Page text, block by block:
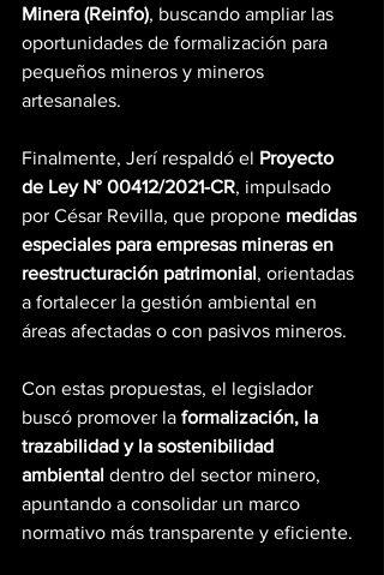
Minera (Reinfo), buscando ampliar las
oportunidades de formalización para
pequeños mineros y mineros
artesanales.
Finalmente, Jerí respaldó el Proyecto
de Ley N° 00412/2021-CR, impulsado
por César Revilla, que propone medidas
especiales para empresas mineras en
reestructuración patrimonial, orientadas
a fortalecer la gestión ambiental en
áreas afectadas o con pasivos mineros.
Con estas propuestas, el legislador
buscó promover la formalización, la
trazabilidad y la sostenibilidad
ambiental dentro del sector minero,
apuntando a consolidar un marco
normativo más transparente y eficiente.